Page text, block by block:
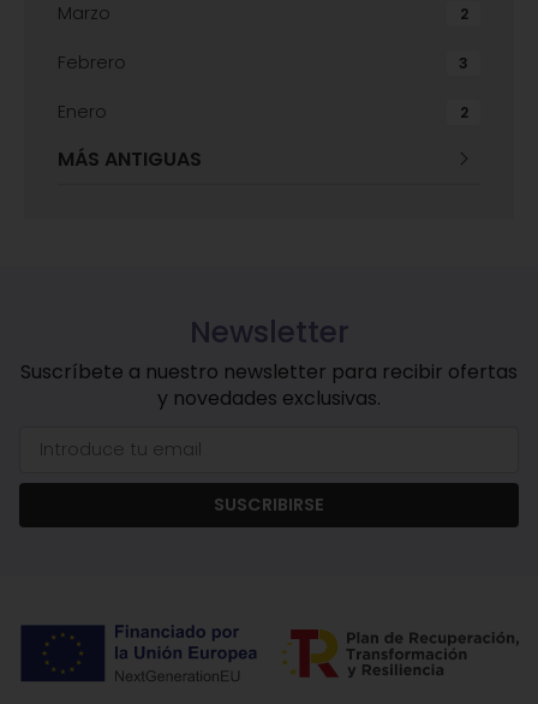
Marzo 2
Febrero 3
Enero 2
MÁS ANTIGUAS
Newsletter
Suscríbete a nuestro newsletter para recibir ofertas
y novedades exclusivas.
SUSCRIBIRSE